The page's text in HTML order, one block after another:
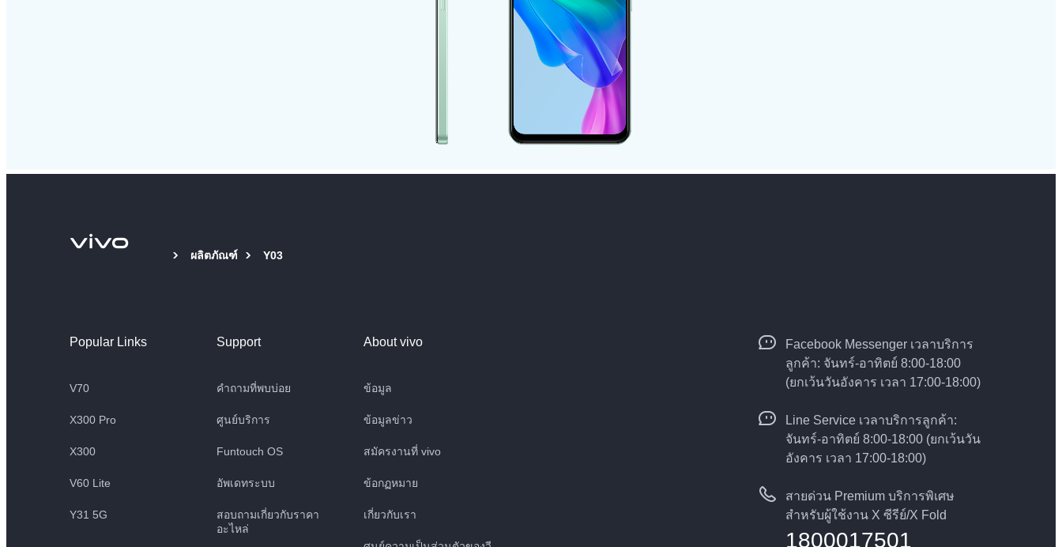
ผลิตภัณฑ์ Y03
Popular Links
V70
X300 Pro
X300
V60 Lite
Y31 5G
Support
คำถามที่พบบ่อย
ศูนย์บริการ
Funtouch OS
อัพเดทระบบ
สอบถามเกี่ยวกับราคา
อะไหล่
About vivo
ข้อมูล
ข้อมูลข่าว
สมัครงานที่ vivo
ข้อกฏหมาย
เกี่ยวกับเรา
Facebook Messenger เวลาบริการ
ลูกค้า: จันทร์-อาทิตย์ 8:00-18:00
(ยกเว้นวันอังคาร เวลา 17:00-18:00)
Line Service เวลาบริการลูกค้า:
จันทร์-อาทิตย์ 8:00-18:00 (ยกเว้นวัน
อังคาร เวลา 17:00-18:00)
สายด่วน Premium บริการพิเศษ
สำหรับผู้ใช้งาน X ซีรีย์/X Fold
1800017501